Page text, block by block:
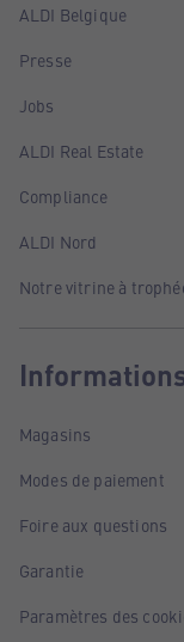
ALDI Belgique
Presse
Jobs
ALDI Real Estate
Compliance
ALDI Nord
Notre vitrine à
Magasins
Modes de paiement
Foire aux questions
Garantie
Paramètres des